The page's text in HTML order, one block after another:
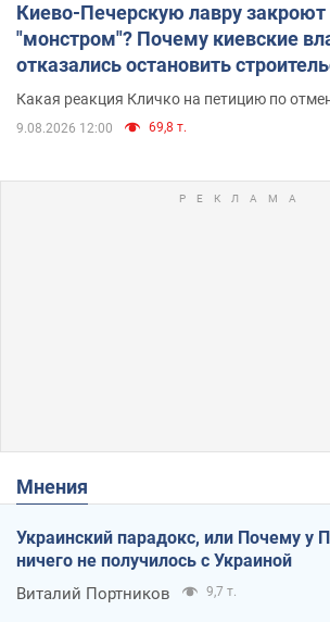
Киево-Печерскую лавру
"монстром"? Почему киевские
отказались остановить
небоскреба "московского
Какая реакция Кличко на петицию по
9.08.2026 12:00 69,8 т.
Мнения
Украинский парадокс, или Почему у
ничего не получилось с Украиной
Виталий Портников 9,7 т.